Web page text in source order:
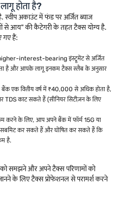
होता है?
स्वीप अकाउंट में फंड पर अर्जित ब्याज
से आय" की कैटेगरी के तहत टैक्स योग्य है.
गए हैं:
interest-bearing इंस्ट्रूमेंट से अर्जित
है और आपके लागू इनकम टैक्स स्लैब के अनुसार
एक वित्तीय वर्ष में ₹40,000 से अधिक होता है,
TDS काट सकते हैं (सीनियर सिटीज़न के लिए
करने के लिए, आप अपने बैंक में फॉर्म 15G या
सबमिट कर सकते हैं और घोषित कर सकते हैं कि
है.
को समझने और अपने टैक्स परिणामों को
के लिए टैक्स प्रोफेशनल से परामर्श करने